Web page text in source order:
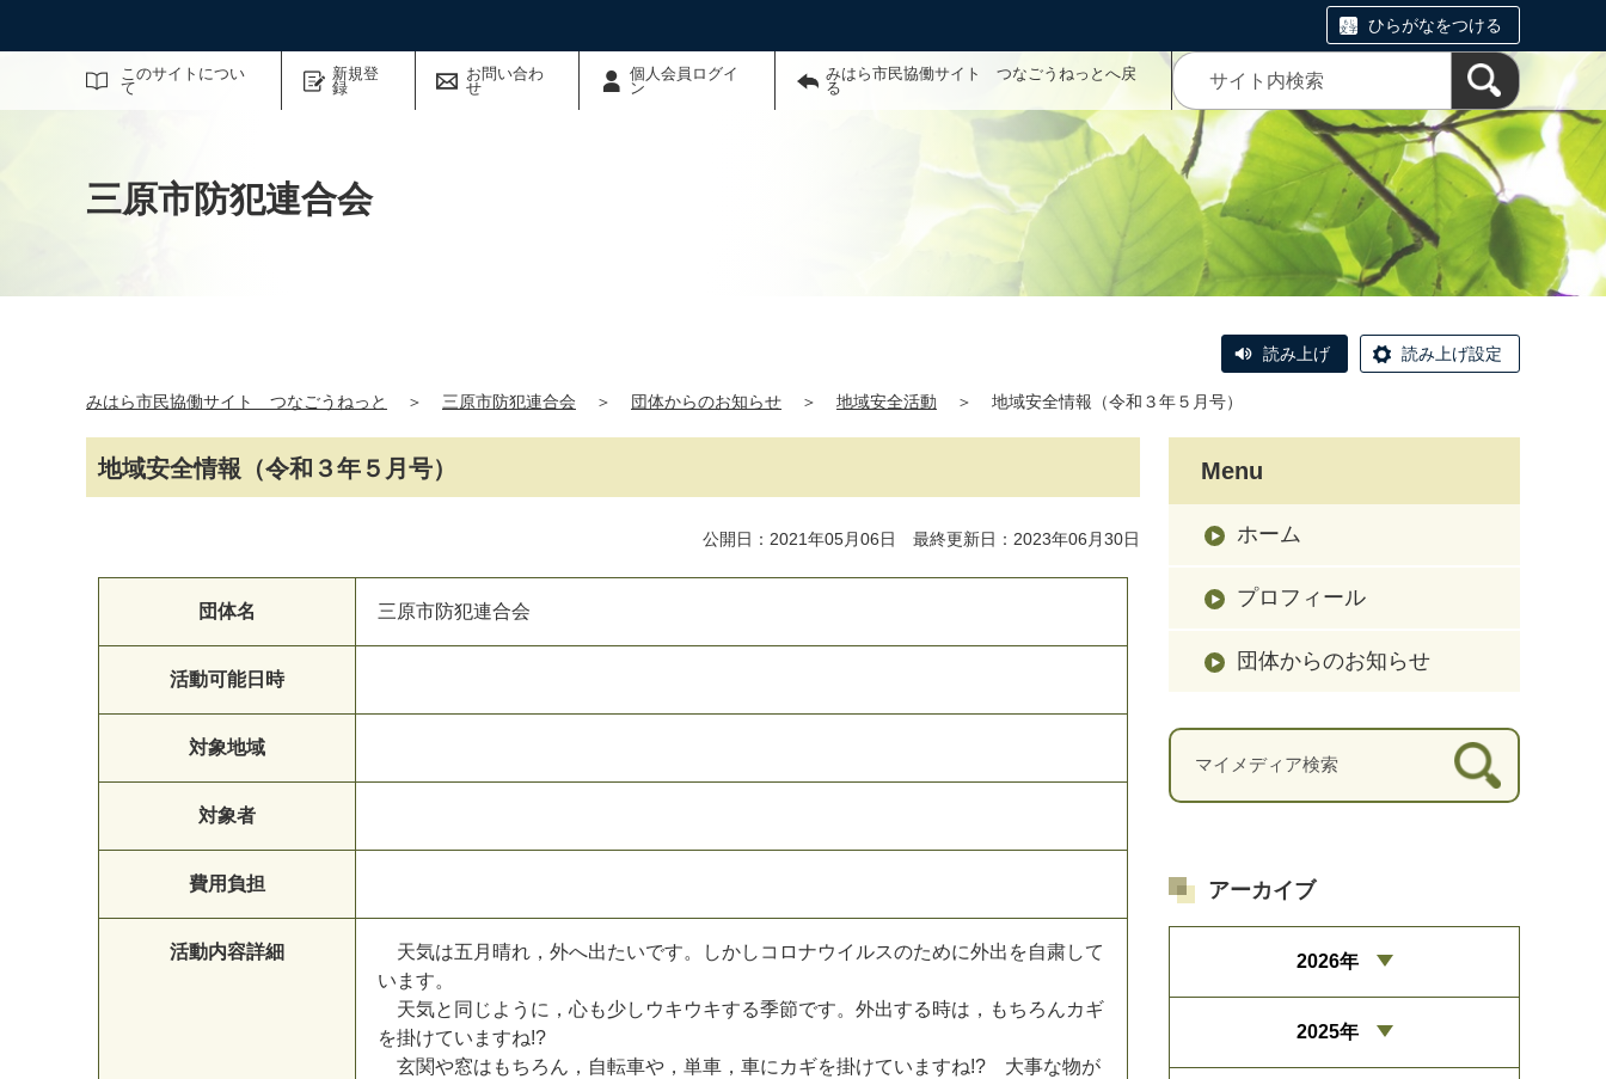
ひらがなをつける
このサイトについ
て
新規登
録
お問い合わ
せ
個人会員ログイ
ン
みはら市民協働サイト つなごうねっとへ戻
る
サイト内検索
三原市防犯連合会
読み上げ 読み上げ設定
みはら市民協働サイト つなごうねっと ＞ 三原市防犯連合会 ＞ 団体からのお知らせ ＞ 地域安全活動 ＞ 地域安全情報（令和３年５月号）
地域安全情報（令和３年５月号）
公開日：2021年05月06日 最終更新日：2023年06月30日
団体名 三原市防犯連合会
活動可能日時
対象地域
対象者
費用負担
活動内容詳細 天気は五 月 晴れ ， 外へ出たいです。 しかし コ ロナウイ ルスのために外出 を自粛して
い ま す。
天気と 同 じ よ う に ， 心も少し ウキ ウキする季節です。 外出する時は ， もちろ んカギ
を掛けてい ま すね!?
玄関や窓は もちろ ん ， 自転車や ， 単車 ， 車に カギを掛けてい ま すね!? 大事な物が
Menu
ホーム
プロフィール
団体からのお知らせ
アーカイブ
2026年
2025年